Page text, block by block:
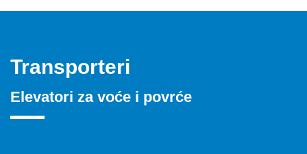
Transporteri
Elevatori za voće i povrće